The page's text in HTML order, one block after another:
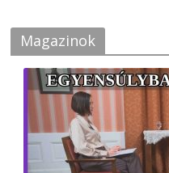
Magazinok